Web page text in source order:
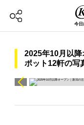
今日
2025年10月以
ポット12軒の写